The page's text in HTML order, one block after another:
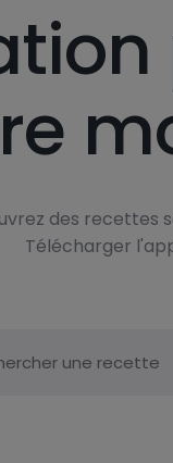
des recettes
Télécharger